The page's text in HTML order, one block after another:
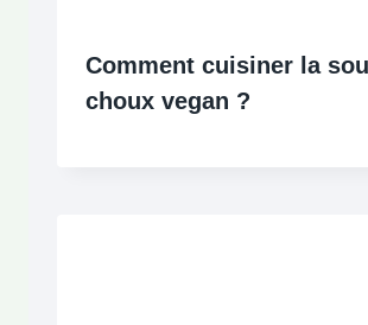
Comment cuisiner la
choux vegan ?